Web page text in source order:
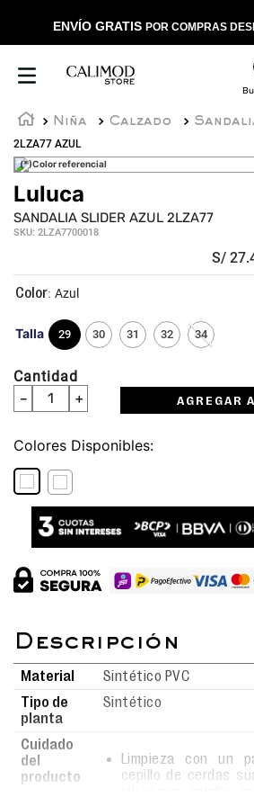
ENVÍO GRATIS POR COMPRAS
Niña Calzado
2LZA77 AZUL
(*)Color referencial
Luluca
SANDALIA SLIDER AZUL 2LZA77
SKU: 2LZA7700018
S/ 27.
Talla 29 30 31 32 34
: Azul
Cantidad
＋
－ AGREGAR
Colores
Material
Sintético PVC
Tipo de
planta
Sintético
Cuidado
del
producto
Limpieza con un
cepillo de cerdas